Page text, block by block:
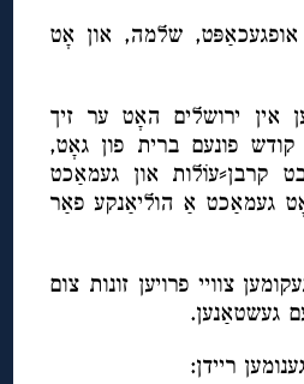
שלמה, און אָט
אין ירושלים האָט ער זיך
פונעם ברית פון גאָט,
קרבן⸗עוֹלות און געמאַכט
געמאַכט אַ הוליאַנקע פאַר
צוויי פרויען זונות צום
געשטאַנען.
ריידן: